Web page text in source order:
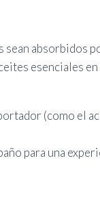
absorbidos
esenciales
(como el
para una